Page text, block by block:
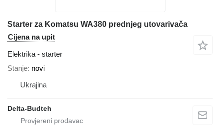
Starter za Komatsu WA380 prednjeg utovarivača
Cijena na upit
Elektrika - starter
Stanje novi
Ukrajina
Delta-Budteh